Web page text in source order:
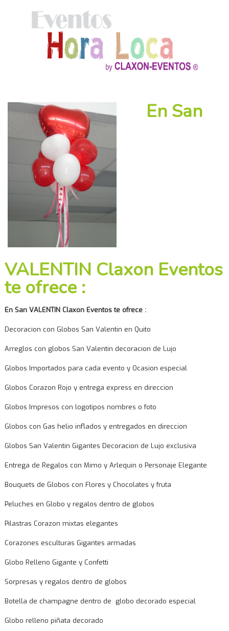
En San
VALENTIN Claxon Eventos
te ofrece :
En San VALENTIN Claxon Eventos te ofrece :
Decoracion con Globos San Valentin en Quito
Arreglos con globos San Valentin decoracion de Lujo
Globos Importados para cada evento y Ocasion especial
Globos Corazon Rojo y entrega express en direccion
Globos Impresos con logotipos nombres o foto
Globos con Gas helio inflados y entregados en direccion
Globos San Valentin Gigantes Decoracion de Lujo exclusiva
Entrega de Regalos con Mimo y Arlequin o Personaje Elegante
Bouquets de Globos con Flores y Chocolates y fruta
Peluches en Globo y regalos dentro de globos
Pilastras Corazon mixtas elegantes
Corazones esculturas Gigantes armadas
Globo Relleno Gigante y Confetti
Sorpresas y regalos dentro de globos
Botella de champagne dentro de globo decorado especial
Globo relleno piñata decorado